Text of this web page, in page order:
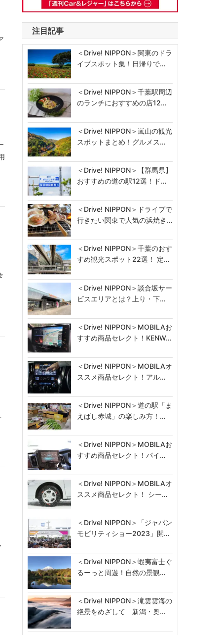
注目記事
＜Drive! NIPPON＞関東のドラ
イブスポット集！日帰りで…
＜Drive! NIPPON＞千葉駅周辺
のランチにおすすめの店12…
＜Drive! NIPPON＞嵐山の観光
スポットまとめ！グルメス…
＜Drive! NIPPON＞【群馬県】
おすすめの道の駅12選！ド…
＜Drive! NIPPON＞ドライブで
行きたい関東で人気の浜焼き…
＜Drive! NIPPON＞千葉のおす
すめ観光スポット22選！ 定…
＜Drive! NIPPON＞談合坂サー
ビスエリアとは？上り・下…
＜Drive! NIPPON＞MOBILAお
すすめ商品セレクト！KENW…
＜Drive! NIPPON＞MOBILAオ
ススメ商品セレクト！アル…
＜Drive! NIPPON＞道の駅「ま
えばし赤城」の楽しみ方！…
＜Drive! NIPPON＞MOBILAお
すすめ商品セレクト！パイ…
＜Drive! NIPPON＞MOBILAオ
ススメ商品セレクト！ シー…
＜Drive! NIPPON＞「ジャパン
モビリティショー2023」開…
＜Drive! NIPPON＞蝦夷富士ぐ
るーっと周遊！自然の景観…
＜Drive! NIPPON＞滝雲雲海の
絶景をめざして 新潟・奥…